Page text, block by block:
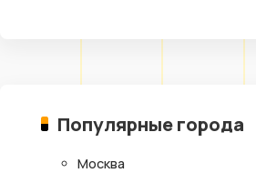
Популярные города
Москва